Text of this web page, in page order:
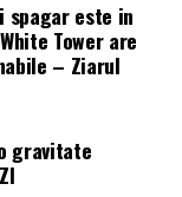
spagar este in
Tower are
– Ziarul
gravitate